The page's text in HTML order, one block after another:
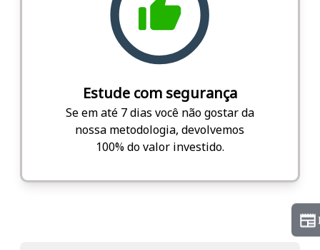
Estude com segurança
Se em até 7 dias você não gostar da
nossa metodologia, devolvemos
100% do valor investido.